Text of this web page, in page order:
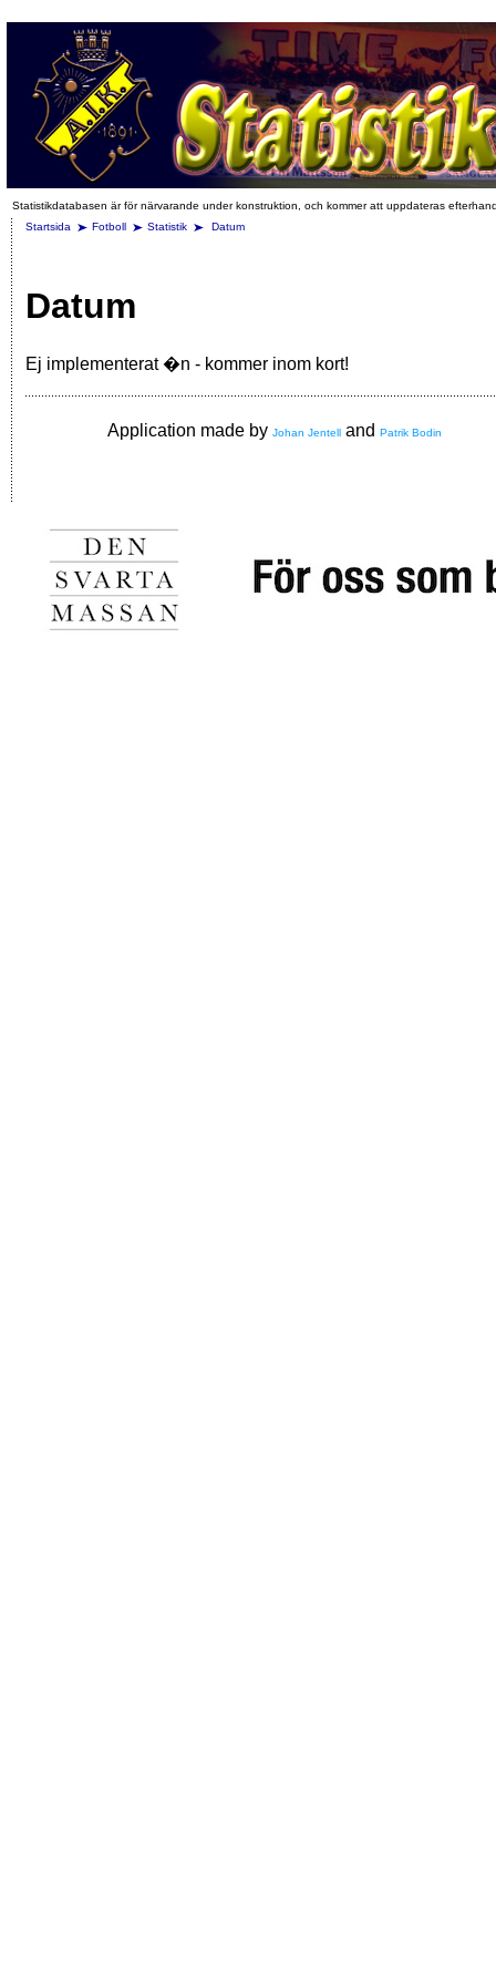
Statistikdatabasen är för närvarande under konstruktion, och kommer att uppdateras
Startsida
Fotboll Statistik Datum
Datum
Ej implementerat �n - kommer inom kort!
Application made by Johan Jentell and Patrik Bodin